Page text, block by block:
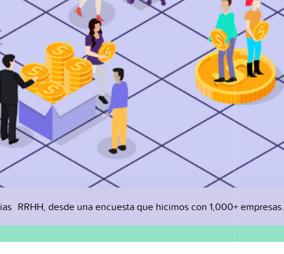
RRHH, desde una encuesta que hicimos con 1,000+ empresas.